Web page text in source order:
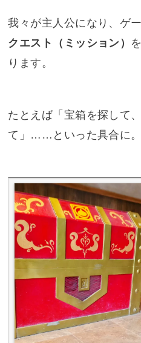
我々が主人公になり、ゲ
クエスト（ミッション）
ります。
たとえば「宝箱を探して
て」……といった具合に。